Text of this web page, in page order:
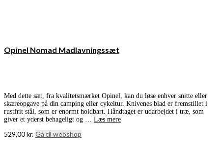
Opinel Nomad Madlavningssæt
Med dette sæt, fra kvalitetsmærket Opinel, kan du løse enhver snitte eller
skæreopgave på din camping eller cykeltur. Knivenes blad er fremstillet i
rustfrit stål, som er enormt holdbart. Håndtaget er udarbejdet i træ, som
giver et yderst behageligt og … Læs mere
529,00kr. Gå til webshop